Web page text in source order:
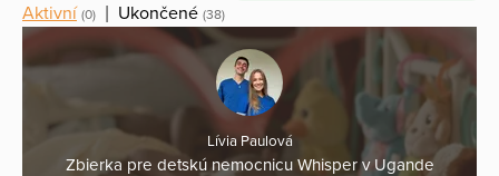
Aktivní (0) | Ukončené (38)
Lívia Paulová
Zbierka pre detskú nemocnicu Whisper v Ugande